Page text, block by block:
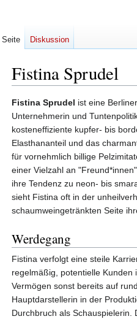
Fistina Sprudel
Zur
Navigation
springen
Zur
Suche
springen
Fistina Sprudel ist eine Berliner
Unternehmerin und
kosteneffiziente kupfer- bis
Elasthananteil und das
für vornehmlich billige
einer Vielzahl an
ihre Tendenz zu neon- bis
sieht Fistina oft in der
schaumweingetränkten Seite
Werdegang
Fistina verfolgt eine steile
regelmäßig, potentielle Kunden
Vermögen sonst bereits auf
Hauptdarstellerin in der
Durchbruch als Schauspielerin.
Seite Diskussion